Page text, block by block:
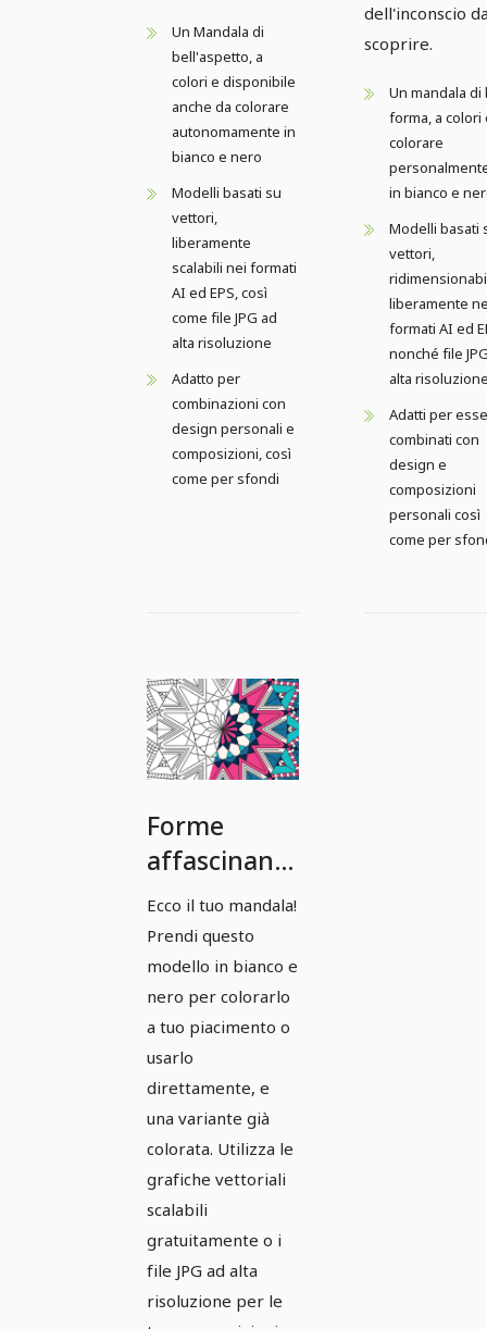
Un Mandala di
bell'aspetto, a
colori e disponibile
anche da colorare
autonomamente in
bianco e nero
Modelli basati su
vettori,
liberamente
scalabili nei formati
AI ed EPS, così
come file JPG ad
alta risoluzione
Adatto per
combinazioni con
design personali e
composizioni, così
come per sfondi
dell'inconscio
scoprire.
Un mandala di
forma, a colori
colorare
in bianco e
Modelli basati
vettori,
liberamente
formati AI ed
nonché file
alta
Adatti per
combinati con
design e
composizioni
personali così
come per
Forme
affascinanti:
modelli di
mandala
basati su
vettori -
Versione 15
Ecco il tuo mandala!
Prendi questo
modello in bianco e
nero per colorarlo
a tuo piacimento o
usarlo
direttamente, e
una variante già
colorata. Utilizza le
grafiche vettoriali
scalabili
gratuitamente o i
file JPG ad alta
risoluzione per le